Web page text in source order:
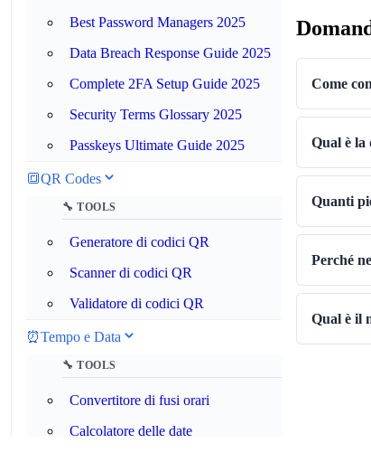
Best Password Managers 2025
Data Breach Response Guide 2025
Complete 2FA Setup Guide 2025
Security Terms Glossary 2025
Passkeys Ultimate Guide 2025
🔳QR Codes
🔧 TOOLS
Generatore di codici QR
Scanner di codici QR
Validatore di codici QR
⏰Tempo e Data
🔧 TOOLS
Convertitore di fusi orari
Calcolatore delle date
Come
Qual è la
Quanti
Perché
Qual è il